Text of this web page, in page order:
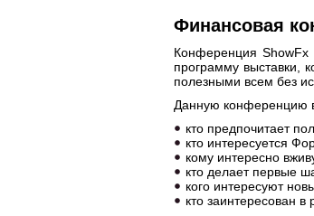
Финансовая
Конференция
программу выставки,
полезными всем без
Данную конференцию
кто предпочитает
кто интересуется
кому интересно
кто делает первые
кого интересуют
кто заинтересован в